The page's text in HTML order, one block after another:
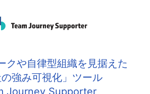
クや自律型組織を見据えた
の強み可視化」ツール
Journey Supporter